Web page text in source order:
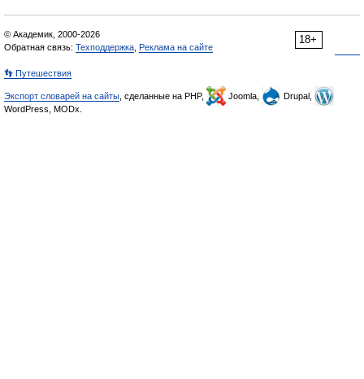
18+
© Академик, 2000-2026
Обратная связь: Техподдержка Реклама на сайте
👣 Путешествия
Экспорт словарей на сайты , сделанные на PHP, Joomla,
Drupal,
WordPress, MODx.